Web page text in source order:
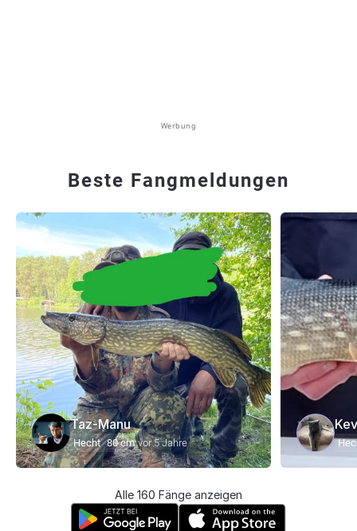
Werbung
Beste Fangmeldungen
Taz-Manu
Hecht 80 cm vor 5 Jahre
Alle 160 Fänge anzeigen